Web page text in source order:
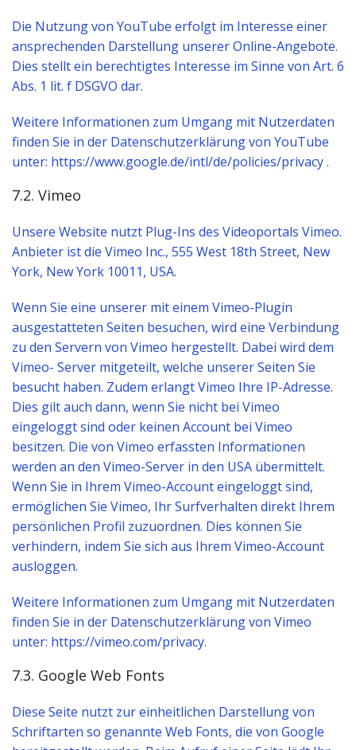
Die Nutzung von YouTube erfolgt im Interesse einer
ansprechenden Darstellung unserer Online-Angebote.
Dies stellt ein berechtigtes Interesse im Sinne von Art. 6
Abs. 1 lit. f DSGVO dar.
Weitere Informationen zum Umgang mit Nutzerdaten
finden Sie in der Datenschutzerklärung von YouTube
unter: https://www.google.de/intl/de/policies/privacy .
7.2. Vimeo
Unsere Website nutzt Plug-Ins des Videoportals Vimeo.
Anbieter ist die Vimeo Inc., 555 West 18th Street, New
York, New York 10011, USA.
Wenn Sie eine unserer mit einem Vimeo-Plugin
ausgestatteten Seiten besuchen, wird eine Verbindung
zu den Servern von Vimeo hergestellt. Dabei wird dem
Vimeo- Server mitgeteilt, welche unserer Seiten Sie
besucht haben. Zudem erlangt Vimeo Ihre IP-Adresse.
Dies gilt auch dann, wenn Sie nicht bei Vimeo
eingeloggt sind oder keinen Account bei Vimeo
besitzen. Die von Vimeo erfassten Informationen
werden an den Vimeo-Server in den USA übermittelt.
Wenn Sie in Ihrem Vimeo-Account eingeloggt sind,
ermöglichen Sie Vimeo, Ihr Surfverhalten direkt Ihrem
persönlichen Profil zuzuordnen. Dies können Sie
verhindern, indem Sie sich aus Ihrem Vimeo-Account
ausloggen.
Weitere Informationen zum Umgang mit Nutzerdaten
finden Sie in der Datenschutzerklärung von Vimeo
unter: https://vimeo.com/privacy.
7.3. Google Web Fonts
Diese Seite nutzt zur einheitlichen Darstellung von
Schriftarten so genannte Web Fonts, die von Google